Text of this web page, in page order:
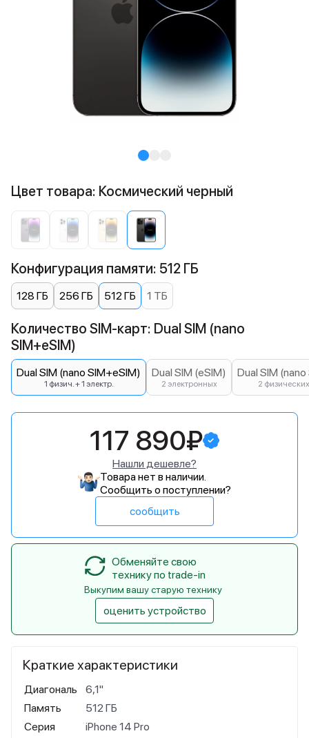
Краткие характеристики
Диагональ
6,1"
Память
512 ГБ
Серия
iPhone 14 Pro
Цвет товара: Космический черный
Конфигурация памяти: 512 ГБ
128 ГБ 256 ГБ 512 ГБ 1 ТБ
Количество SIM-карт: Dual SIM (nano
SIM+eSIM)
Dual SIM (nano SIM+eSIM)
1 физич. + 1 электр.
Dual SIM (eSIM)
2 электронных
Dual SIM
2 физических
117 890₽
Нашли дешевле?
Товара нет в наличии.
Сообщить о поступлении?
сообщить
Обменяйте свою
технику по trade-in
Выкупим вашу старую технику
оценить устройство